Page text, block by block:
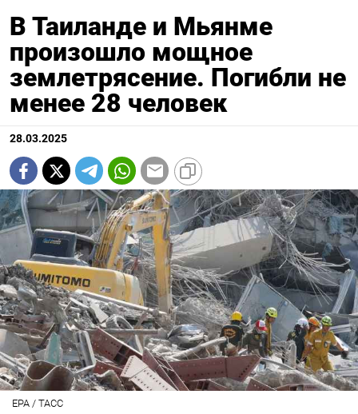
В Таиланде и Мьянме
произошло мощное
землетрясение. Погибли не
менее 28 человек
28.03.2025
EPA / ТАСС